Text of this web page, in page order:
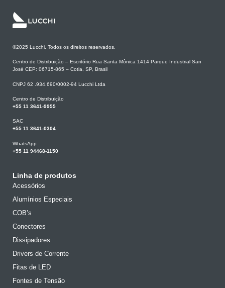
©2025 Lucchi. Todos os direitos reservados.
Centro de Distribuição – Escritório Rua Santa Mônica 1414 Parque Industrial San
José CEP: 06715-865 – Cotia, SP, Brasil
CNPJ 62 .934.690/0002-94 Lucchi Ltda
Centro de Distribuição
+55 11 3641-9955
SAC
+55 11 3641-0304
WhatsApp
+55 11 94468-1150
Linha de produtos
Acessórios
Alumínios Especiais
COB’s
Conectores
Dissipadores
Drivers de Corrente
Fitas de LED
Fontes de Tensão